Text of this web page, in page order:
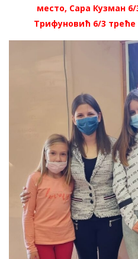
место, Сара Кузман
Трифуновић 6/3